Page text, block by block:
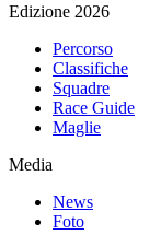
Edizione 2026
Percorso
Classifiche
Squadre
Race Guide
Maglie
Media
News
Foto